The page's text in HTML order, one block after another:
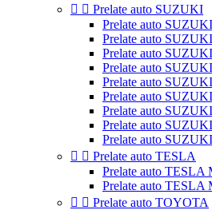
  Prelate auto SUZUKI
Prelate auto
Prelate auto
Prelate auto
Prelate auto
Prelate auto
Prelate auto
Prelate auto
Prelate auto
Prelate auto
  Prelate auto TESLA
Prelate auto TESLA
Prelate auto TESLA
  Prelate auto TOYOTA